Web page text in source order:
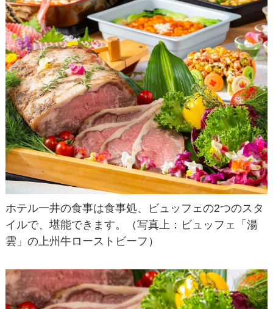
ホテル一井の食事は食事処、ビュッフェの2つのスタ
イルで、堪能できます。（写真上：ビュッフェ「湯
雲」の上州牛ローストビーフ）